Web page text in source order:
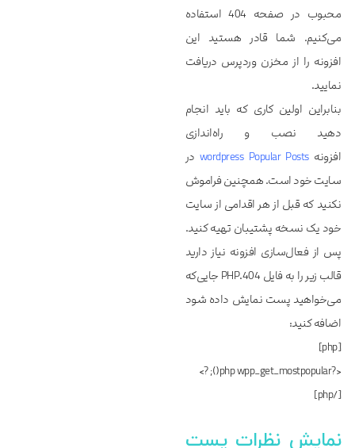
محبوب در صفحه 404 استفاده
می‌کنیم. شما قادر هستید این
افزونه را از مخزن وردپرس دریافت
نمایید.
بنابراین اولین کاری که باید انجام
دهید نصب و راه‌اندازی
افزونهwordpress Popular Posts در
سایت خود است. همچنین فراموش
نکنید که قبل از هر اقدامی از سایت
خود یک نسخه پشتیبان تهیه کنید.
پس از فعال‌سازی افزونه نیاز دارید
قالب زیر را به فایل 404.PHP جایی‌‌‌‌‌که
می‌خواهید پست نمایش داده شود
اضافه کنید:
[php]
<?php wpp_get_mostpopular(); ?>
[/php]
نمایش نظرات پست